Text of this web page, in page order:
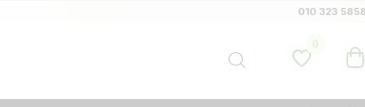
010 323 5858
0